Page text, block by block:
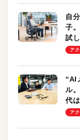
自
子
試
ッア
“AI
ル
代
授ア